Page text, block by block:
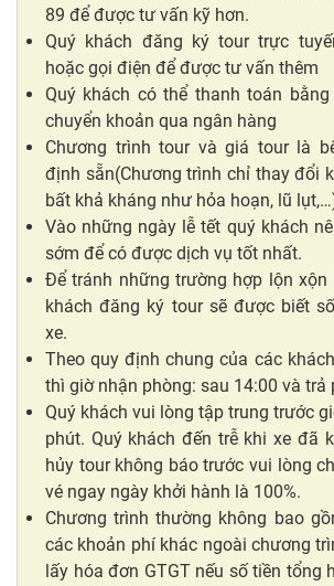
89 để được tư vấn kỹ hơn.
Quý khách đăng ký tour trực
hoặc gọi điện để được tư vấn thêm
Quý khách có thể thanh toán
chuyển khoản qua ngân hàng
Chương trình tour và giá tour là
định sẵn(Chương trình chỉ thay đổi
bất khả kháng như hỏa hoạn, lũ
Vào những ngày lễ tết quý khách
sớm để có được dịch vụ tốt nhất.
Để tránh những trường hợp lộn xộn
khách đăng ký tour sẽ được biết
xe.
Theo quy định chung của các
thì giờ nhận phòng: sau 14:00 và trả
Quý khách vui lòng tập trung trước
phút. Quý khách đến trễ khi xe đã
hủy tour không báo trước vui lòng
vé ngay ngày khởi hành là 100%.
Chương trình thường không bao
các khoản phí khác ngoài chương
lấy hóa đơn GTGT nếu số tiền tổng